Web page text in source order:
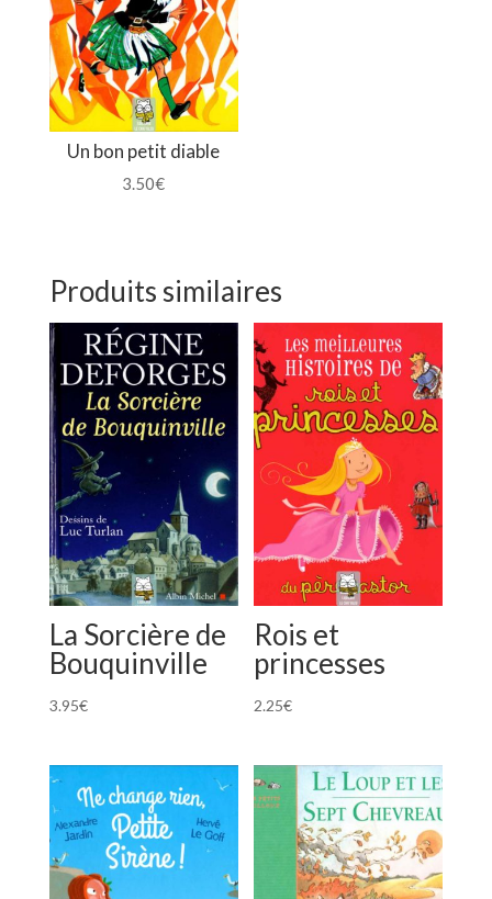
Un bon petit diable
3.50€
Produits similaires
La Sorcière de
Bouquinville
3.95€
Rois et
princesses
2.25€